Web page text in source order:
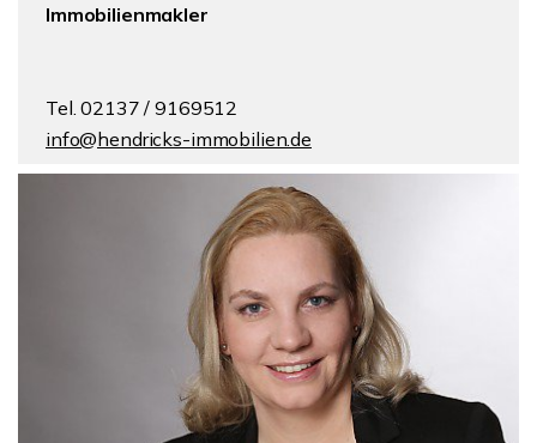
Immobilienmakler
Tel. 02137 / 9169512
info@hendricks-immobilien.de